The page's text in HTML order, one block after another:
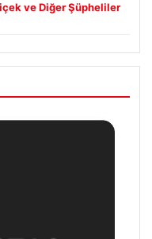
ve Diğer Şüpheliler